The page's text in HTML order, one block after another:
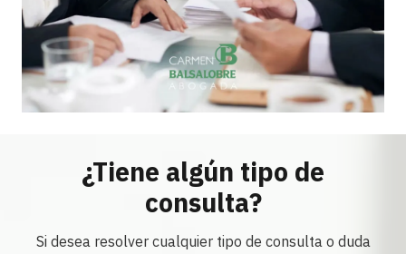
¿Tiene algún tipo de
consulta?
Si desea resolver cualquier tipo de consulta o duda